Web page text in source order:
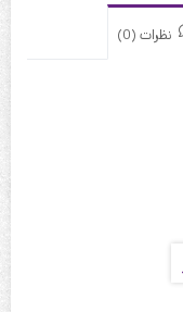
نظرات (0)